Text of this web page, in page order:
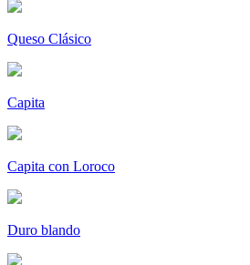
Queso Clásico
Capita
Capita con Loroco
Duro blando